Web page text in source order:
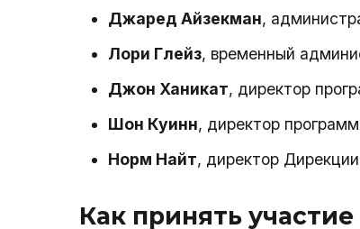
Джаред Айзекман,
Лори Глейз, временный
Джон Ханикат, директор
Шон Куинн, директор
Норм Найт, директор
Как принять участие